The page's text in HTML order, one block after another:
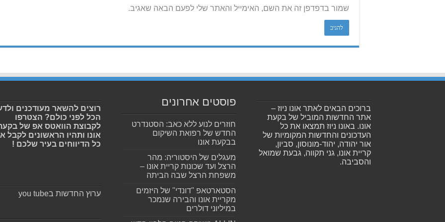
שמור בדפדפן זה את השם, האימייל והאתר שלי לפעם הבאה שאגיב.
ברוכים הבאים לאתר אונו ניוז –
אתר החדשות המוביל של בקעת
אונו. באונו ניוז תמצאו את כל
העדכונים והחדשות המקומיות של
אור יהודה, יהוד-מונוסון, סביון,
קריית אונו, גני תקווה, גבעת שמואל
והסביבה.
פוסטים אחרונים
חוזרים לנוע ללא כאב: הסטנדרט
החדש של רפואת השיקום
בבקעת אונו
מעגלים של היסטוריה: מהר
הרצל ועד שכונות קריית אונו –
משפחת הרצל שבה הביתה
הסטארטאפ "דונדי" של היזמים
מקריית אונו והבירה שנמכר
במיליוני דולרים
רוצים להשאר מעודכנים
הכל לפני כולם? הצטרפו
לקבוצת הוואטס אפ של
אונו ותהיו הראשונים לקבל
כל הדיווחים בעיר שלכם !
ערוץ החדשות בyou tube